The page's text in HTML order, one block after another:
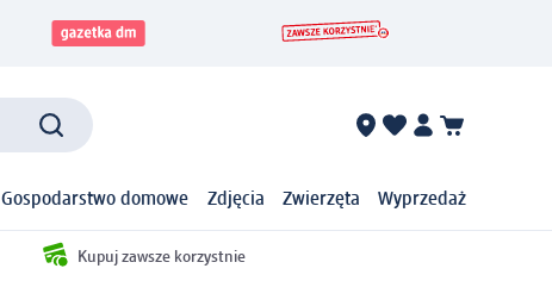
Gospodarstwo domowe Zdjęcia Zwierzęta Wyprzedaż
Kupuj zawsze korzystnie